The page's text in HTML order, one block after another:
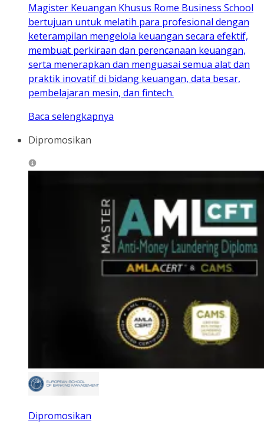
Magister Keuangan Khusus Rome Business School
bertujuan untuk melatih para profesional dengan
keterampilan mengelola keuangan secara efektif,
membuat perkiraan dan perencanaan keuangan,
serta menerapkan dan menguasai semua alat dan
praktik inovatif di bidang keuangan, data besar,
pembelajaran mesin, dan fintech.
Baca selengkapnya
Dipromosikan
Dipromosikan